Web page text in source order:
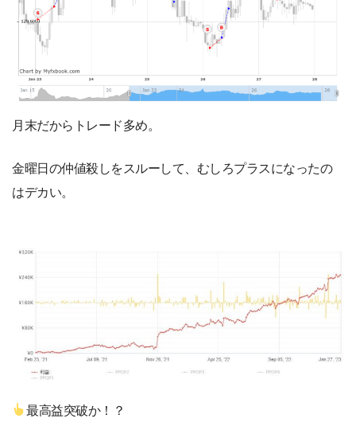
月末だからトレード多め。
金曜日の仲値殺しをスルーして、むしろプラスになったの
はデカい。
最高益突破か！？